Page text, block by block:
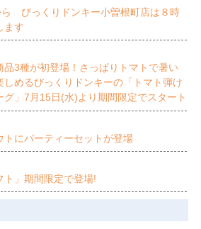
びっくりドンキー小曽根町店は８時
ます
品3種が初登場！さっぱりトマトで暑い
しめるびっくりドンキーの「トマト弾け
グ」7月15日(水)より期間限定でスタート
トにパーティーセットが登場
ト」期間限定で登場!